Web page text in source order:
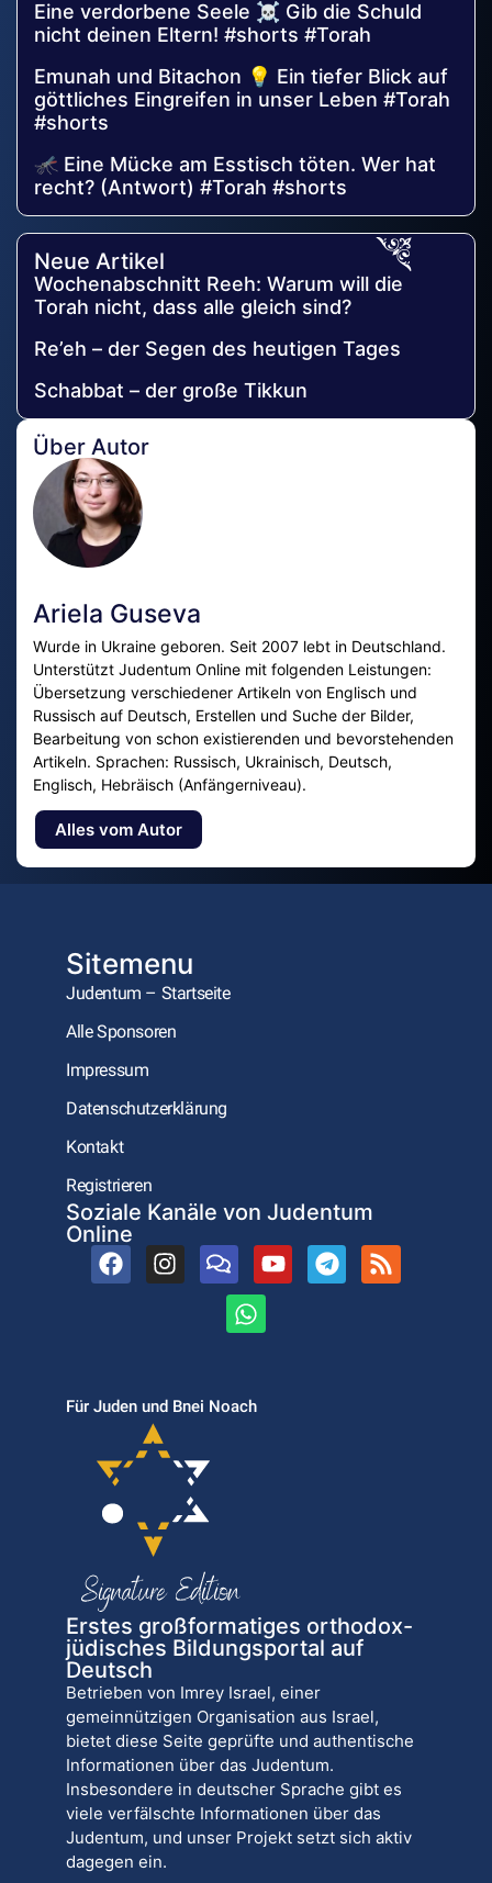
Eine verdorbene Seele ☠️ Gib die Schuld
nicht deinen Eltern! #shorts #Torah
Emunah und Bitachon 💡 Ein tiefer Blick auf
göttliches Eingreifen in unser Leben #Torah
#shorts
🦟 Eine Mücke am Esstisch töten. Wer hat
recht? (Antwort) #Torah #shorts
Neue Artikel
Wochenabschnitt Reeh: Warum will die
Torah nicht, dass alle gleich sind?
Re’eh – der Segen des heutigen Tages
Schabbat – der große Tikkun
Über Autor
Ariela Guseva
Wurde in Ukraine geboren. Seit 2007 lebt in Deutschland.
Unterstützt Judentum Online mit folgenden Leistungen:
Übersetzung verschiedener Artikeln von Englisch und
Russisch auf Deutsch, Erstellen und Suche der Bilder,
Bearbeitung von schon existierenden und bevorstehenden
Artikeln. Sprachen: Russisch, Ukrainisch, Deutsch,
Englisch, Hebräisch (Anfängerniveau).
Alles vom Autor
Sitemenu
Judentum – Startseite
Alle Sponsoren
Impressum
Datenschutzerklärung
Kontakt
Registrieren
Soziale Kanäle von Judentum
Online
Für Juden und Bnei Noach
Erstes großformatiges orthodox-
jüdisches Bildungsportal auf
Deutsch
Betrieben von Imrey Israel, einer
gemeinnützigen Organisation aus Israel,
bietet diese Seite geprüfte und authentische
Informationen über das Judentum.
Insbesondere in deutscher Sprache gibt es
viele verfälschte Informationen über das
Judentum, und unser Projekt setzt sich aktiv
dagegen ein.